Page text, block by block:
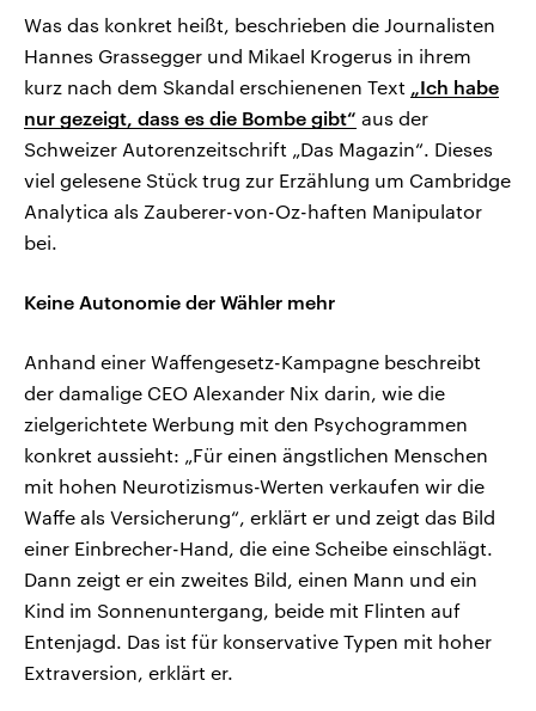
Was das konkret heißt, beschrieben die Journalisten
Hannes Grassegger und Mikael Krogerus in ihrem
kurz nach dem Skandal erschienenen Text „Ich habe
nur gezeigt, dass es die Bombe gibt“ aus der
Schweizer Autorenzeitschrift „Das Magazin“. Dieses
viel gelesene Stück trug zur Erzählung um Cambridge
Analytica als Zauberer-von-Oz-haften Manipulator
bei.
Keine Autonomie der Wähler mehr
Anhand einer Waffengesetz-Kampagne beschreibt
der damalige CEO Alexander Nix darin, wie die
zielgerichtete Werbung mit den Psychogrammen
konkret aussieht: „Für einen ängstlichen Menschen
mit hohen Neurotizismus-Werten verkaufen wir die
Waffe als Versicherung“, erklärt er und zeigt das Bild
einer Einbrecher-Hand, die eine Scheibe einschlägt.
Dann zeigt er ein zweites Bild, einen Mann und ein
Kind im Sonnenuntergang, beide mit Flinten auf
Entenjagd. Das ist für konservative Typen mit hoher
Extraversion, erklärt er.